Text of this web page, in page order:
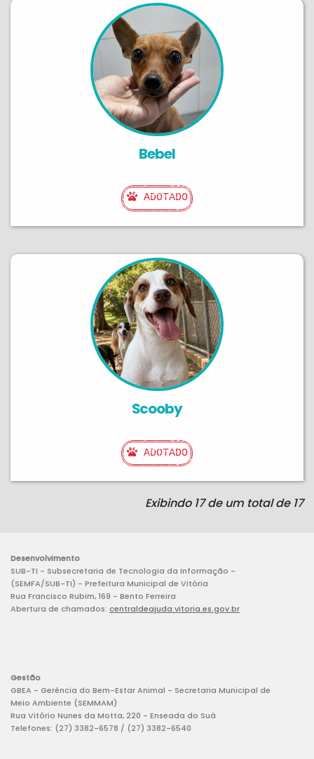
Bebel
ADOTADO
Scooby
ADOTADO
Exibindo 17 de um total de 17
Desenvolvimento
SUB-TI - Subsecretaria de Tecnologia da Informação -
(SEMFA/SUB-TI) - Prefeitura Municipal de Vitória
Rua Francisco Rubim, 169 - Bento Ferreira
Abertura de chamados: centraldeajuda.vitoria.es.gov.br
Gestão
GBEA - Gerência do Bem-Estar Animal - Secretaria Municipal de
Meio Ambiente (SEMMAM)
Rua Vitório Nunes da Motta, 220 - Enseada do Suá
Telefones: (27) 3382-6578 / (27) 3382-6540